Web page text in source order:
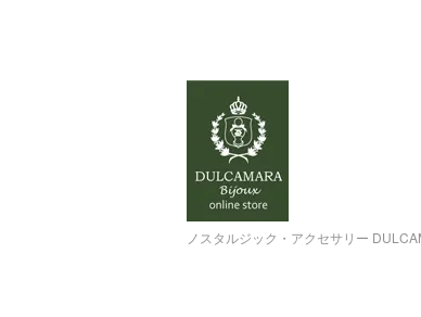
ノスタルジック・アクセサリー